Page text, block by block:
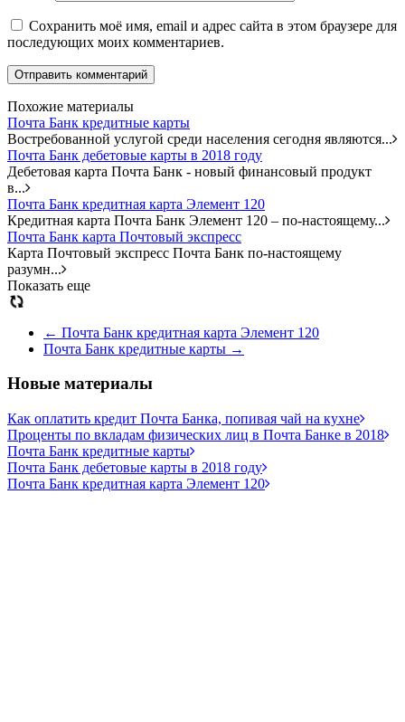
Сохранить моё имя, email и адрес сайта в этом браузере для
последующих моих комментариев.
Похожие материалы
Почта Банк кредитные карты
Востребованной услугой среди населения сегодня являются...
Почта Банк дебетовые карты в 2018 году
Дебетовая карта Почта Банк - новый финансовый продукт
в...
Почта Банк кредитная карта Элемент 120
Кредитная карта Почта Банк Элемент 120 – по-настоящему...
Почта Банк карта Почтовый экспресс
Карта Почтовый экспресс Почта Банк по-настоящему
разумн...
Показать еще
← Почта Банк кредитная карта Элемент 120
Почта Банк кредитные карты →
Новые материалы
Как оплатить кредит Почта Банка, попивая чай на кухне
Проценты по вкладам физических лиц в Почта Банке в 2018
Почта Банк кредитные карты
Почта Банк дебетовые карты в 2018 году
Почта Банк кредитная карта Элемент 120